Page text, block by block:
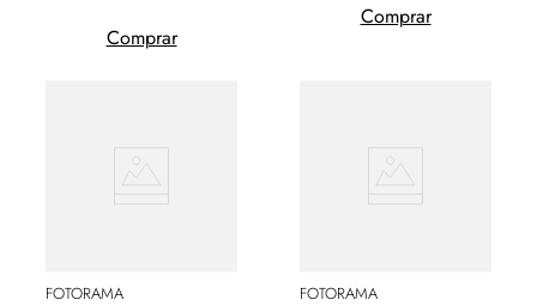
Comprar
Comprar
FOTORAMA FOTORAMA